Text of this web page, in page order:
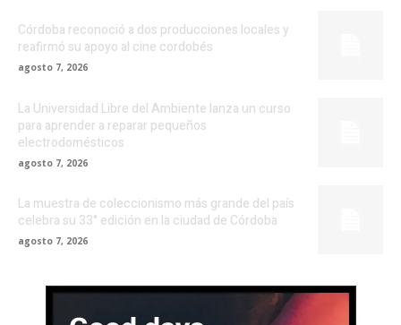
Córdoba reconoció a dos producciones locales y
reafirmó su apoyo al cine cordobés
agosto 7, 2026
La Universidad Libre del Ambiente lanza un curso
para aprender a reparar pequeños
electrodomésticos
agosto 7, 2026
La muestra de coleccionismo más grande del país
celebra su 33° edición en la ciudad de Córdoba
agosto 7, 2026